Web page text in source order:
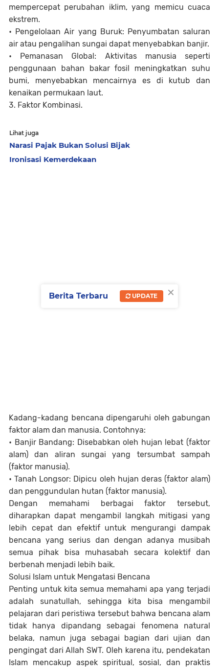
mempercepat perubahan iklim, yang memicu cuaca
ekstrem.
• Pengelolaan Air yang Buruk: Penyumbatan saluran
air atau pengalihan sungai dapat menyebabkan banjir.
• Pemanasan Global: Aktivitas manusia seperti
penggunaan bahan bakar fosil meningkatkan suhu
bumi, menyebabkan mencairnya es di kutub dan
kenaikan permukaan laut.
3. Faktor Kombinasi.
Lihat juga
Narasi Pajak Bukan Solusi Bijak
Ironisasi Kemerdekaan
Kadang-kadang bencana dipengaruhi oleh gabungan
faktor alam dan manusia. Contohnya:
• Banjir Bandang: Disebabkan oleh hujan lebat (faktor
alam) dan aliran sungai yang tersumbat sampah
(faktor manusia).
• Tanah Longsor: Dipicu oleh hujan deras (faktor alam)
dan penggundulan hutan (faktor manusia).
Dengan memahami berbagai faktor tersebut,
diharapkan dapat mengambil langkah mitigasi yang
lebih cepat dan efektif untuk mengurangi dampak
bencana yang serius dan dengan adanya musibah
semua pihak bisa muhasabah secara kolektif dan
berbenah menjadi lebih baik.
Solusi Islam untuk Mengatasi Bencana
Penting untuk kita semua memahami apa yang terjadi
adalah sunatullah, sehingga kita bisa mengambil
pelajaran dari peristiwa tersebut bahwa bencana alam
tidak hanya dipandang sebagai fenomena natural
belaka, namun juga sebagai bagian dari ujian dan
pengingat dari Allah SWT. Oleh karena itu, pendekatan
Islam mencakup aspek spiritual, sosial, dan praktis
×
Berita Terbaru UPDATE